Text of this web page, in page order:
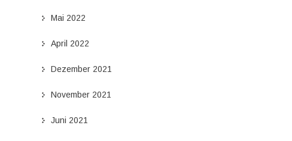
Mai 2022
April 2022
Dezember 2021
November 2021
Juni 2021